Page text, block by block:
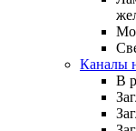
Каналы
В